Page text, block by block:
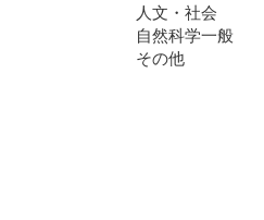
人文・社会
自然科学一般
その他